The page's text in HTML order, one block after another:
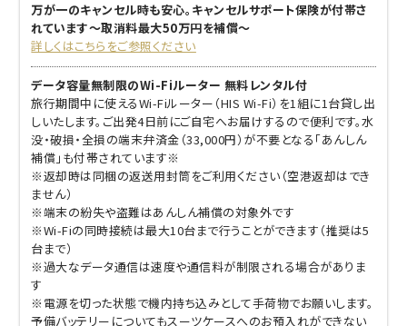
万が一のキャンセル時も安心。キャンセルサポート保険が付帯さ
れています～取消料最大50万円を補償～
詳しくはこちらをご参照ください
データ容量無制限のWi-Fiルーター 無料レンタル付
旅行期間中に使えるWi-Fiルーター（HIS Wi-Fi）を1組に1台貸し出
しいたします。ご出発4日前にご自宅へお届けするので便利です。水
没・破損・全損の端末弁済金（33,000円）が不要となる「あんしん
補償」も付帯されています※
※返却時は同梱の返送用封筒をご利用ください（空港返却はでき
ません）
※端末の紛失や盗難はあんしん補償の対象外です
※Wi-Fiの同時接続は最大10台まで行うことができます（推奨は5
台まで）
※過大なデータ通信は速度や通信料が制限される場合がありま
す
※電源を切った状態で機内持ち込みとして手荷物でお願いします。
予備バッテリーについてもスーツケースへのお預入れができない